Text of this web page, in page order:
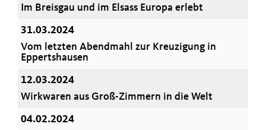
Im Breisgau und im Elsass Europa erlebt
31.03.2024
Vom letzten Abendmahl zur Kreuzigung in
Eppertshausen
12.03.2024
Wirkwaren aus Groß-Zimmern in die Welt
04.02.2024